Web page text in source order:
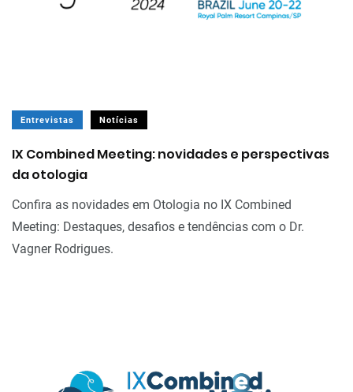
Entrevistas Notícias
IX Combined Meeting: novidades e perspectivas
da otologia
Confira as novidades em Otologia no IX Combined
Meeting: Destaques, desafios e tendências com o Dr.
Vagner Rodrigues.